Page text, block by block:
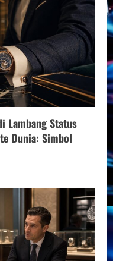
Lambang Status
Dunia: Simbol